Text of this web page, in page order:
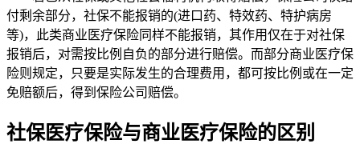
付剩余部分，社保不能报销的(进口药、特效药、特护病房
等)，此类商业医疗保险同样不能报销，其作用仅在于对社保
报销后，对需按比例自负的部分进行赔偿。而部分商业医疗保
险则规定，只要是实际发生的合理费用，都可按比例或在一定
免赔额后，得到保险公司赔偿。
社保医疗保险与商业医疗保险的区别